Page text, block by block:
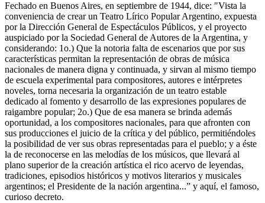
Fechado en Buenos Aires, en septiembre de 1944, dice: "Vista la
conveniencia de crear un Teatro Lírico Popular Argentino, expuesta
por la Dirección General de Espectáculos Públicos, y el proyecto
auspiciado por la Sociedad General de Autores de la Argentina, y
considerando: 1o.) Que la notoria falta de escenarios que por sus
características permitan la representación de obras de música
nacionales de manera digna y continuada, y sirvan al mismo tiempo
de escuela experimental para compositores, autores e intérpretes
noveles, torna necesaria la organización de un teatro estable
dedicado al fomento y desarrollo de las expresiones populares de
raigambre popular; 2o.) Que de esa manera se brinda además
oportunidad, a los compositores nacionales, para que afronten con
sus producciones el juicio de la crítica y del público, permitiéndoles
la posibilidad de ver sus obras representadas para el pueblo; y a éste
la de reconocerse en las melodías de los músicos, que llevará al
plano superior de la creación artística el rico acervo de leyendas,
tradiciones, episodios históricos y motivos literarios y musicales
argentinos; el Presidente de la nación argentina...” y aquí, el famoso,
curioso decreto.